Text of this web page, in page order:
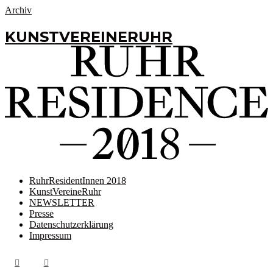
Archiv
KUNSTVEREINERUHR
RuhrResidentInnen 2018
KunstVereineRuhr
NEWSLETTER
Presse
Datenschutzerklärung
Impressum